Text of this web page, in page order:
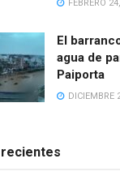
FEBRERO
El
agua de
Paiporta
DICIEMBRE